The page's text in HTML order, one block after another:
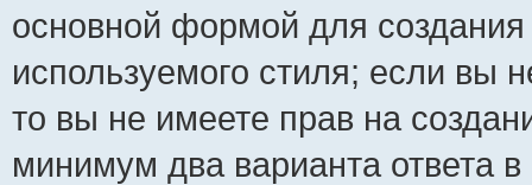
основной формой для
используемого стиля; если вы
то вы не имеете прав на
минимум два варианта ответа